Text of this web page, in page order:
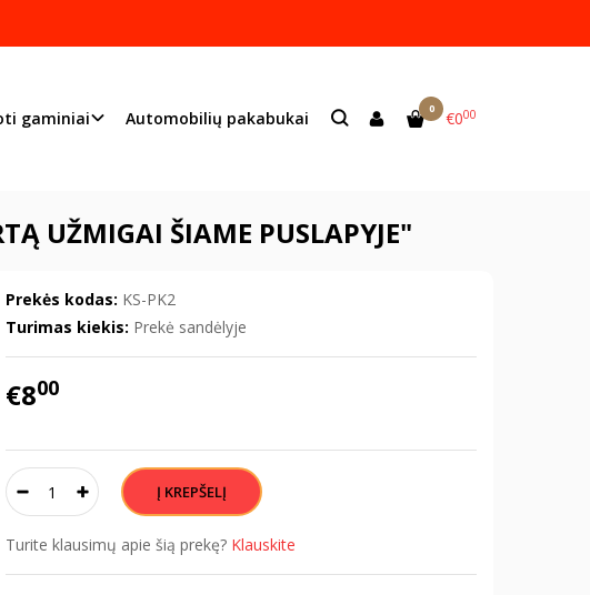
gaminiai Automobilių pakabukai 0 €000
lazeriu.
info@mildeco.lt
UŽMIGAI ŠIAME PUSLAPYJE"
Prekės kodas: KS-PK2
Turimas kiekis: Prekė sandėlyje
€800
Turite klausimų apie šią prekę? Klauskite